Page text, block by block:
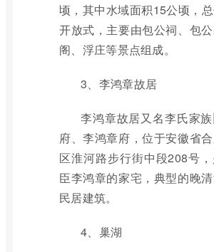
顷，其中水域面积15公顷，
开放式，主要由包公祠、包
阁、浮庄等景点组成。
3、李鸿章故居
李鸿章故居又名李氏家
府、李鸿章府，位于安徽省
区淮河路步行街中段208号
臣李鸿章的家宅，典型的晚
民居建筑。
4、巢湖